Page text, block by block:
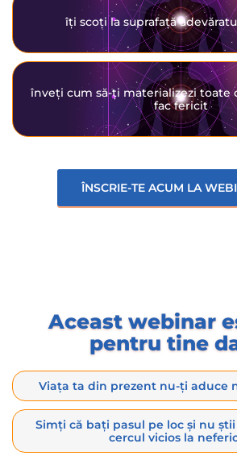
îți scoți la suprafață
înveți cum să-ți materializezi toate
fac fericit
ÎNSCRIE-TE ACUM LA
Aceast webinar
pentru tine
Viața ta din prezent nu-ți aduce
Simți că bați pasul pe loc și nu
cercul vicios la